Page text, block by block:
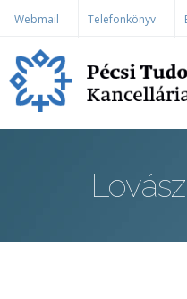
Ugrás a tartalomra
Webmail Telefonkönyv